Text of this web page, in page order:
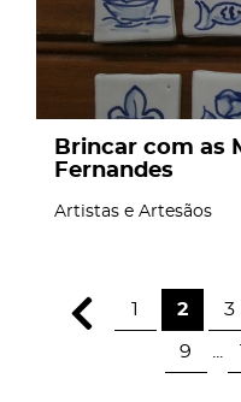
Brincar com as
Fernandes
Artistas e Artesãos
1 2 3
9